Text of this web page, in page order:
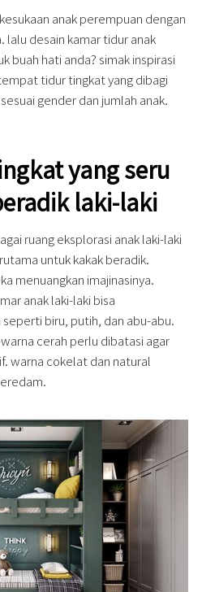
anak perempuan dengan
desain kamar tidur anak
buah hati anda? simak inspirasi
tidur tingkat yang dibagi
gender dan jumlah anak.
yang seru
laki-laki
ruang eksplorasi anak laki-laki
untuk kakak beradik.
menuangkan imajinasinya.
anak laki-laki bisa
biru, putih, dan abu-abu.
cerah perlu dibatasi agar
warna cokelat dan natural